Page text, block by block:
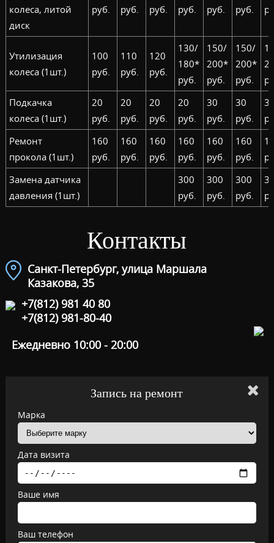
колеса, литой
диск
руб.
руб.
руб.
руб.
руб.
руб.
Утилизация
колеса (1шт.)
100
руб.
110
руб.
120
руб.
130/
180*
руб.
150/
200*
руб.
150/
200*
руб.
Подкачка
колеса (1шт.)
20
руб.
20
руб.
20
руб.
20
руб.
30
руб.
30
руб.
Ремонт
прокола (1шт.)
160
руб.
160
руб.
160
руб.
160
руб.
160
руб.
160
руб.
Замена датчика
давления (1шт.)
300
руб.
300
руб.
300
руб.
Контакты
Санкт-Петербург, улица Маршала
Казакова, 35
+7(812) 981 40 80
+7(812) 981-80-40
Ежедневно 10:00 - 20:00
Запись на ремонт
Марка
Дата визита
Ваше имя
Ваш телефон